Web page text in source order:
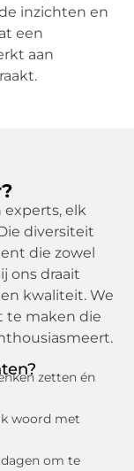
inzichten en
een
aan
experts, elk
diversiteit
die zowel
ons draait
kwaliteit. We
te maken die
zetten én
woord met
om te